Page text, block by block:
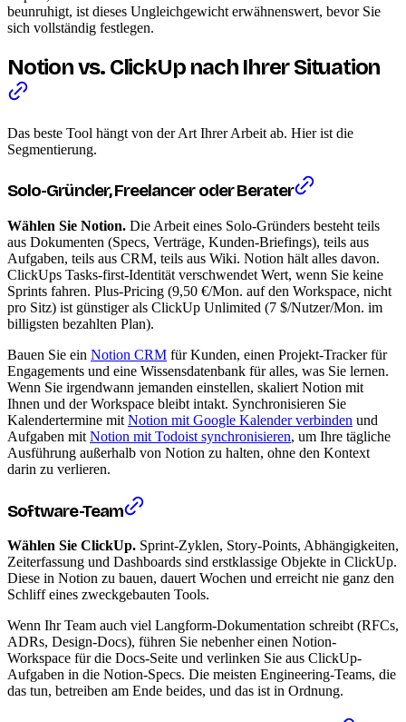
beunruhigt, ist dieses Ungleichgewicht erwähnenswert, bevor Sie
sich vollständig festlegen.
Notion vs. ClickUp nach Ihrer Situation
Das beste Tool hängt von der Art Ihrer Arbeit ab. Hier ist die
Segmentierung.
Solo-Gründer, Freelancer oder Berater
Wählen Sie Notion. Die Arbeit eines Solo-Gründers besteht teils
aus Dokumenten (Specs, Verträge, Kunden-Briefings), teils aus
Aufgaben, teils aus CRM, teils aus Wiki. Notion hält alles davon.
ClickUps Tasks-first-Identität verschwendet Wert, wenn Sie keine
Sprints fahren. Plus-Pricing (9,50 €/Mon. auf den Workspace, nicht
pro Sitz) ist günstiger als ClickUp Unlimited (7 $/Nutzer/Mon. im
billigsten bezahlten Plan).
Bauen Sie ein Notion CRM für Kunden, einen Projekt-Tracker für
Engagements und eine Wissensdatenbank für alles, was Sie lernen.
Wenn Sie irgendwann jemanden einstellen, skaliert Notion mit
Ihnen und der Workspace bleibt intakt. Synchronisieren Sie
Kalendertermine mit Notion mit Google Kalender verbinden und
Aufgaben mit Notion mit Todoist synchronisieren, um Ihre tägliche
Ausführung außerhalb von Notion zu halten, ohne den Kontext
darin zu verlieren.
Software-Team
Wählen Sie ClickUp. Sprint-Zyklen, Story-Points, Abhängigkeiten,
Zeiterfassung und Dashboards sind erstklassige Objekte in ClickUp.
Diese in Notion zu bauen, dauert Wochen und erreicht nie ganz den
Schliff eines zweckgebauten Tools.
Wenn Ihr Team auch viel Langform-Dokumentation schreibt (RFCs,
ADRs, Design-Docs), führen Sie nebenher einen Notion-
Workspace für die Docs-Seite und verlinken Sie aus ClickUp-
Aufgaben in die Notion-Specs. Die meisten Engineering-Teams, die
das tun, betreiben am Ende beides, und das ist in Ordnung.